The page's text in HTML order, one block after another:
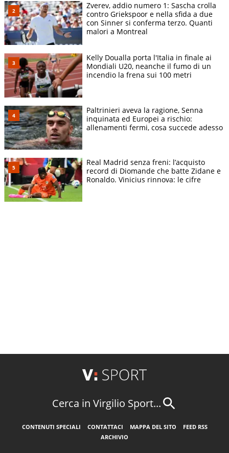
Zverev, addio numero 1: Sascha crolla
contro Griekspoor e nella sfida a due
con Sinner si conferma terzo. Quanti
malori a Montreal
Kelly Doualla porta l'Italia in finale ai
Mondiali U20, neanche il fumo di un
incendio la frena sui 100 metri
Paltrinieri aveva la ragione, Senna
inquinata ed Europei a rischio:
allenamenti fermi, cosa succede adesso
Real Madrid senza freni: l’acquisto
record di Diomande che batte Zidane e
Ronaldo. Vinicius rinnova: le cifre
Cerca in Virgilio Sport...
CONTENUTI SPECIALI CONTATTACI MAPPA DEL SITO
FEED RSS
ARCHIVIO